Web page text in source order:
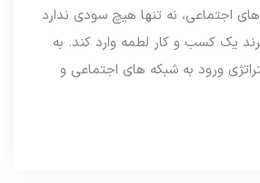
اجتماعی، نه تنها هیچ سودی ندارد
یک کسب و کار لطمه وارد کند. به
ورود به شبکه های اجتماعی و